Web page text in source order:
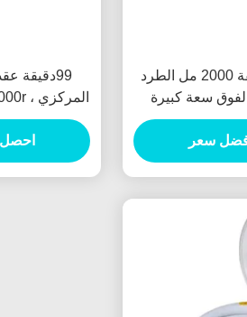
5500 دورة في الدقيقة 2000 مل الطرد
سعة كبيرة
سعر
99دقيقة